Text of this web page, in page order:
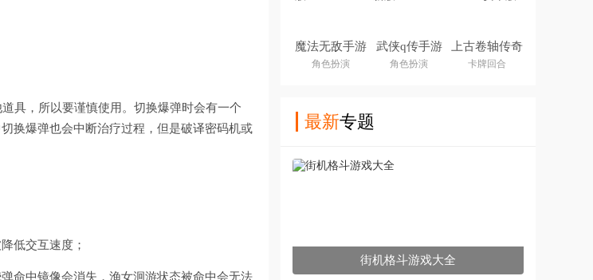
具，所以要谨慎使用。切换爆弹时会有一个
换爆弹也会中断治疗过程，但是破译密码机或
低交互速度；
命中镜像会消失，渔女洄游状态被命中会无法
魔法无敌手游
角色扮演
武侠q传手游
角色扮演
上古卷轴传奇
九游版
卡牌回合
最新专题
街机格斗游戏大全